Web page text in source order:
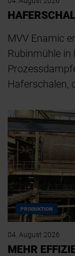
MVV Enamic
Rubinmühle
Haferschalen,
PRODUKTION
04. August 2026
MEHR